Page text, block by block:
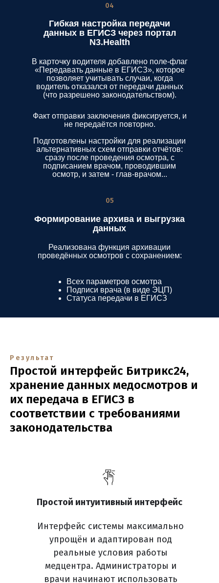
В карточку водителя добавлено поле-флаг
«Передавать данные в ЕГИСЗ», которое
позволяет учитывать случаи, когда
водитель отказался от передачи данных
(что разрешено законодательством).
Факт отправки заключения фиксируется, и
не передаётся повторно.
Подготовлены настройки для реализации
альтернативных схем отправки отчётов:
сразу после проведения осмотра, с
подписанием врачом, проводившим
осмотр, и затем - глав-врачом...
Реализована функция архивации
проведённых осмотров с сохранением:
Всех параметров осмотра
Подписи врача (в виде ЭЦП)
Статуса передачи в ЕГИСЗ
Гибкая настройка передачи
данных в ЕГИСЗ через портал
N3.Health
Формирование архива и выгрузка
данных
04
05
Результат
Простой интерфейс Битрикс24,
хранение данных медосмотров и
их передача в ЕГИСЗ в
соответствии с требованиями
законодательства
Простой интуитивный интерфейс
Интерфейс системы максимально
упрощён и адаптирован под
реальные условия работы
медцентра. Администраторы и
врачи начинают использовать